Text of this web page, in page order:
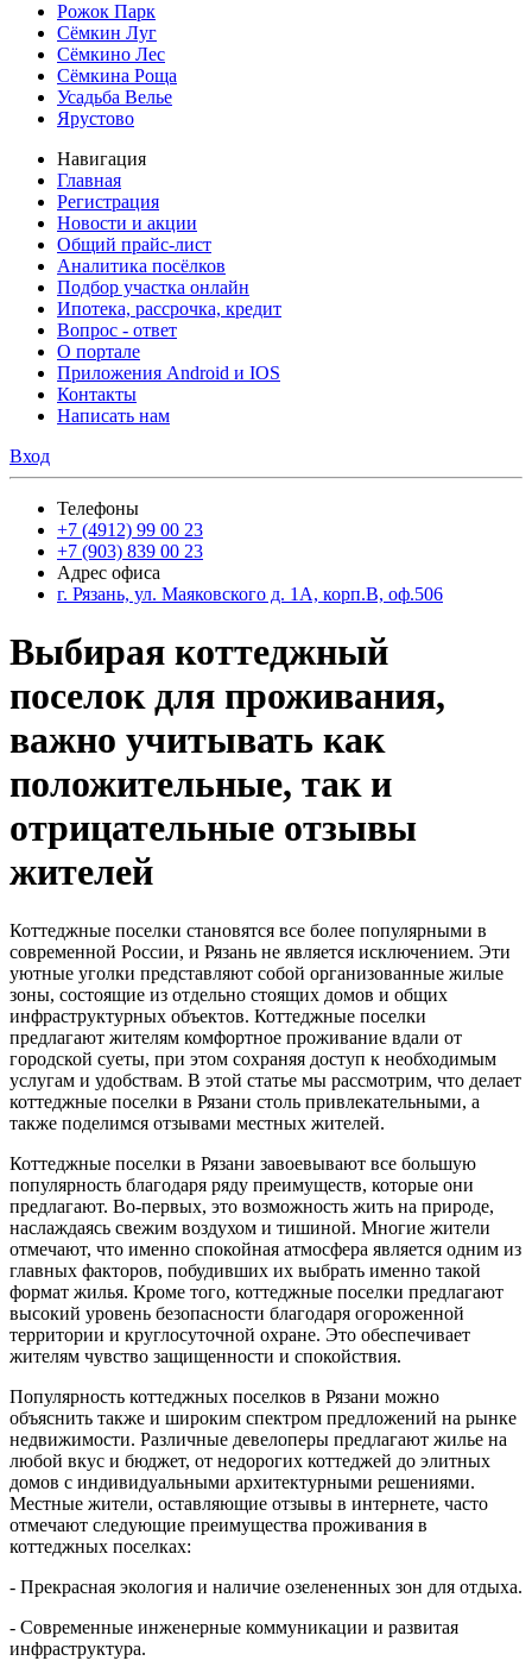
Рожок Парк
Сёмкин Луг
Сёмкино Лес
Сёмкина Роща
Усадьба Велье
Ярустово
Навигация
Главная
Регистрация
Новости и акции
Общий прайс-лист
Аналитика посёлков
Подбор участка онлайн
Ипотека, рассрочка, кредит
Вопрос - ответ
О портале
Приложения Android и IOS
Контакты
Написать нам
Вход
Телефоны
+7 (4912) 99 00 23
+7 (903) 839 00 23
Адрес офиса
г. Рязань, ул. Маяковского д. 1А, корп.В, оф.506
Выбирая коттеджный
поселок для проживания,
важно учитывать как
положительные, так и
отрицательные отзывы
жителей
Коттеджные поселки становятся все более популярными в
современной России, и Рязань не является исключением. Эти
уютные уголки представляют собой организованные жилые
зоны, состоящие из отдельно стоящих домов и общих
инфраструктурных объектов. Коттеджные поселки
предлагают жителям комфортное проживание вдали от
городской суеты, при этом сохраняя доступ к необходимым
услугам и удобствам. В этой статье мы рассмотрим, что делает
коттеджные поселки в Рязани столь привлекательными, а
также поделимся отзывами местных жителей.
Коттеджные поселки в Рязани завоевывают все большую
популярность благодаря ряду преимуществ, которые они
предлагают. Во-первых, это возможность жить на природе,
наслаждаясь свежим воздухом и тишиной. Многие жители
отмечают, что именно спокойная атмосфера является одним из
главных факторов, побудивших их выбрать именно такой
формат жилья. Кроме того, коттеджные поселки предлагают
высокий уровень безопасности благодаря огороженной
территории и круглосуточной охране. Это обеспечивает
жителям чувство защищенности и спокойствия.
Популярность коттеджных поселков в Рязани можно
объяснить также и широким спектром предложений на рынке
недвижимости. Различные девелоперы предлагают жилье на
любой вкус и бюджет, от недорогих коттеджей до элитных
домов с индивидуальными архитектурными решениями.
Местные жители, оставляющие отзывы в интернете, часто
отмечают следующие преимущества проживания в
коттеджных поселках:
- Прекрасная экология и наличие озелененных зон для отдыха.
- Современные инженерные коммуникации и развитая
инфраструктура.